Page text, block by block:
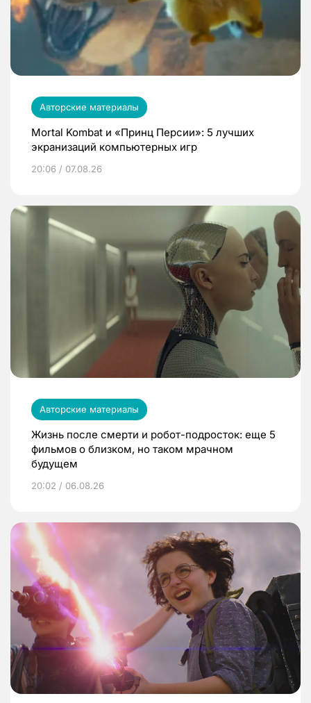
Авторские материалы
Mortal Kombat и «Принц Персии»: 5 лучших
экранизаций компьютерных игр
20:06 / 07.08.26
Авторские материалы
Жизнь после смерти и робот-подросток: еще 5
фильмов о близком, но таком мрачном
будущем
20:02 / 06.08.26